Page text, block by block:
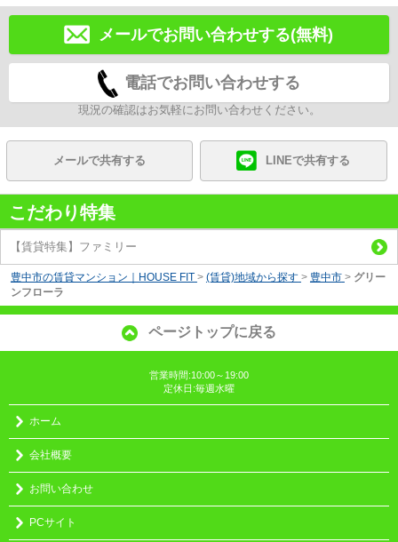
メールでお問い合わせする(無料)
電話でお問い合わせする
現況の確認はお気軽にお問い合わせください。
メールで共有する LINEで共有する
こだわり特集
【賃貸特集】ファミリー
豊中市の賃貸マンション｜HOUSE FIT > (賃貸)地域から探す > 豊中市 > グリー
ンフローラ
ページトップに戻る
営業時間:10:00～19:00
定休日:毎週水曜
ホーム
会社概要
お問い合わせ
PCサイト